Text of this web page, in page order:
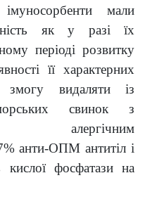
імуносорбенти мали
як у разі їх
періоді розвитку
її характерних
видаляти із
свинок з
алергічним
анти-ОПМ антитіл і
кислої фосфатази на